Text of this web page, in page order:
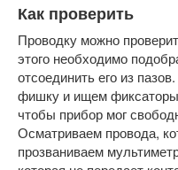
Как проверить
Проводку можно
этого необходимо
отсоединить его из
фишку и ищем
чтобы прибор мог
Осматриваем провода,
прозваниваем